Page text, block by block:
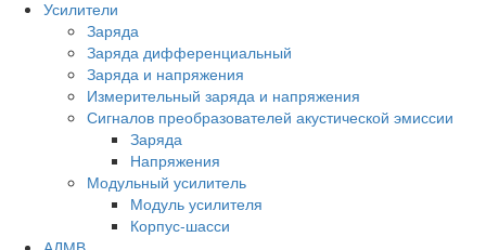
Усилители
Заряда
Заряда дифференциальный
Заряда и напряжения
Измерительный заряда и напряжения
Сигналов преобразователей акустической эмиссии
Заряда
Напряжения
Модульный усилитель
Модуль усилителя
Корпус-шасси